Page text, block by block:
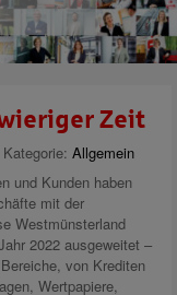
Zeit
Allgemein
und Kunden haben
mit der
Westmünsterland
2022 ausgeweitet –
von Krediten
Wertpapiere,